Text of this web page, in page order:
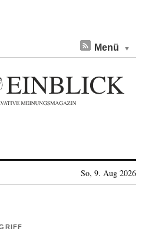
Menü
So, 9. Aug 2026